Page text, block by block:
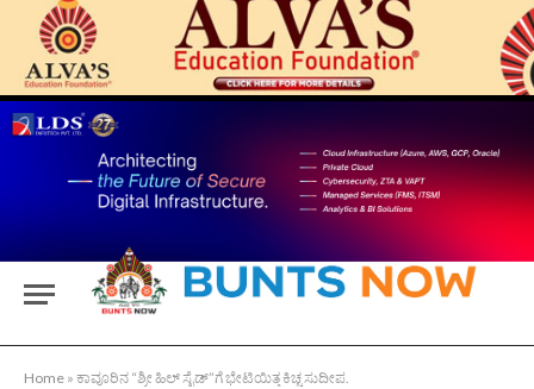
Home » ಕಾವೂರಿನ “ಶ್ರೀ ಹಿಲ್ ಸೈಡ್”ಗೆ ಭೇಟಿಯಿತ್ತ ಕಿಚ್ಚ ಸುದೀಪ.